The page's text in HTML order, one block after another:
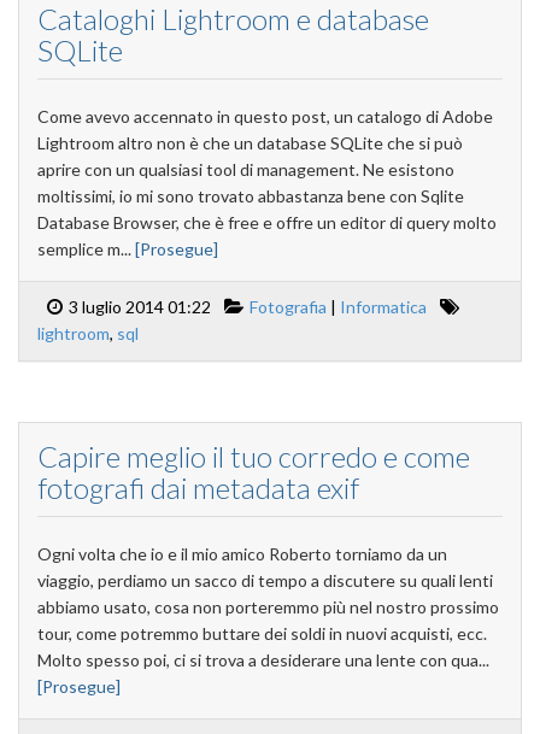
Cataloghi Lightroom e database
SQLite
Come avevo accennato in questo post, un catalogo di Adobe
Lightroom altro non è che un database SQLite che si può
aprire con un qualsiasi tool di management. Ne esistono
moltissimi, io mi sono trovato abbastanza bene con Sqlite
Database Browser, che è free e offre un editor di query molto
semplice m...[Prosegue]
3 luglio 2014 01:22 Fotografia | Informatica
lightroom, sql
Capire meglio il tuo corredo e come
fotografi dai metadata exif
Ogni volta che io e il mio amico Roberto torniamo da un
viaggio, perdiamo un sacco di tempo a discutere su quali lenti
abbiamo usato, cosa non porteremmo più nel nostro prossimo
tour, come potremmo buttare dei soldi in nuovi acquisti, ecc.
Molto spesso poi, ci si trova a desiderare una lente con qua...
[Prosegue]